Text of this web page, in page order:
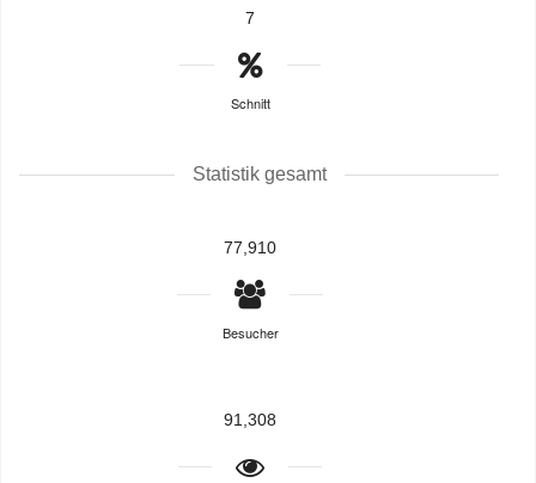
7
Schnitt
Statistik gesamt
77,910
Besucher
91,308